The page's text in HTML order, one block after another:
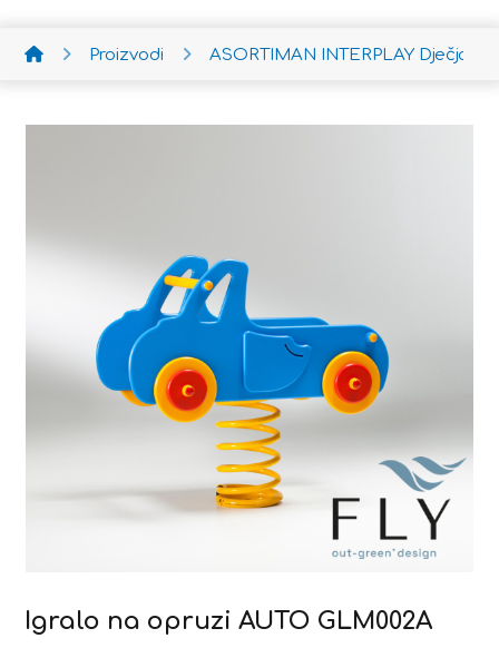
Proizvodi ASORTIMAN INTERPLAY Dječja
Igralo na opruzi AUTO GLM002A